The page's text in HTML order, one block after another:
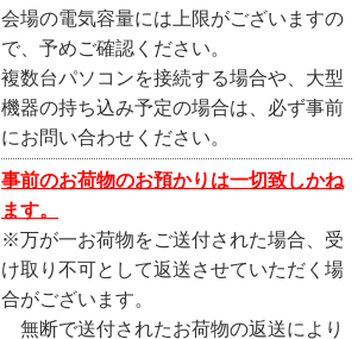
会場の電気容量には上限がございますの
で、予めご確認ください。
複数台パソコンを接続する場合や、大型
機器の持ち込み予定の場合は、必ず事前
にお問い合わせください。
事前のお荷物のお預かりは一切致しかね
ます。
※万が一お荷物をご送付された場合、受
け取り不可として返送させていただく場
合がございます。
無断で送付されたお荷物の返送により